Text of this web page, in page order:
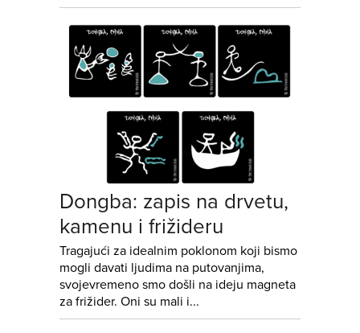
Dongba: zapis na drvetu,
kamenu i frižideru
Tragajući za idealnim poklonom koji bismo
mogli davati ljudima na putovanjima,
svojevremeno smo došli na ideju magneta
za frižider. Oni su mali i...